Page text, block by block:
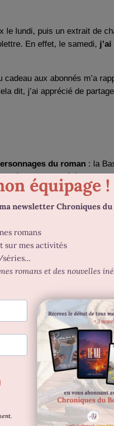
lundi, puis un extrait de
En effet, le samedi,
aux abonnés m’a
dit, j’ai apprécié de
du roman : la
Là encore, j’ai été un peu
J’ai lancé la
retentissant
je n’ai
la seule personne ayant
cette semaine là
sur laquelle j’avais
un prix de lancement à
environ 35 ventes le
premiers), mais c’est vite
sa sortie !).